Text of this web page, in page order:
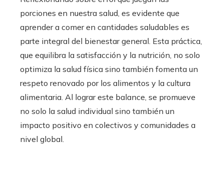
porciones en nuestra salud, es evidente que
aprender a comer en cantidades saludables es
parte integral del bienestar general. Esta práctica,
que equilibra la satisfacción y la nutrición, no solo
optimiza la salud física sino también fomenta un
respeto renovado por los alimentos y la cultura
alimentaria. Al lograr este balance, se promueve
no solo la salud individual sino también un
impacto positivo en colectivos y comunidades a
nivel global.